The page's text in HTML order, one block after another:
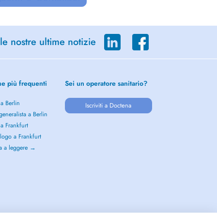
nostre ultime notizie
più frequenti
Berlin
a Berlin
Frankfurt
a Frankfurt
a leggere →
Sei un operatore sanitario?
Iscriviti a Doctena